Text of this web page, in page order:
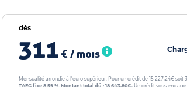
dès
311 € / mois
Mensualité arrondie à l'euro supérieur. Pour un crédit de 15 227,24€ soit
TAEG fixe 8.59 %. Montant total dû : 18 643,80€, Un crédit vous